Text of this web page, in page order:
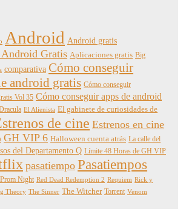
Android Android gratis
Gratis Aplicaciones gratis Big
comparativa Cómo conseguir
android gratis Cómo conseguir
Vol 35 Cómo conseguir apps de android
El Alienista El gabinete de curiosidades de
de cine Estrenos en cine
GH VIP 6 Halloween cuenta atrás La calle del
del Departamento Q Límite 48 Horas de GH VIP
pasatiempo Pasatiempos
Prom Night Red Dead Redemption 2 Requiem Rick y
Theory The Sinner The Witcher Torrent Venom